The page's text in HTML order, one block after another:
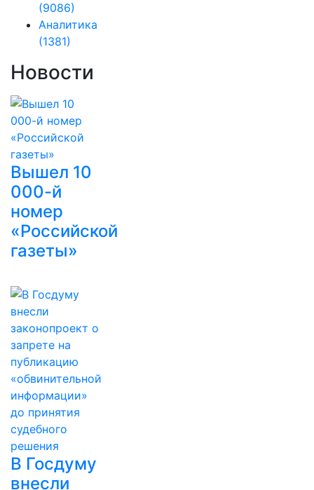
(9086)
Аналитика
(1381)
Новости
Вышел 10
000-й
номер
«Российской
газеты»
В Госдуму
внесли